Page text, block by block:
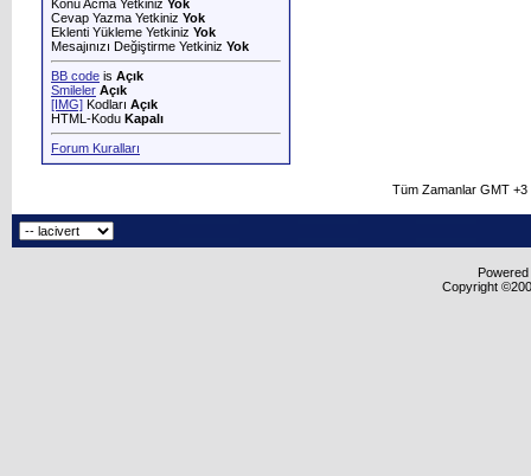
Konu Acma Yetkiniz Yok
Cevap Yazma Yetkiniz Yok
Eklenti Yükleme Yetkiniz Yok
Mesajınızı Değiştirme Yetkiniz Yok
BB code is Açık
Smileler Açık
[IMG] Kodları Açık
HTML-Kodu Kapalı
Forum Kuralları
Tüm Zamanlar GMT
Copyright